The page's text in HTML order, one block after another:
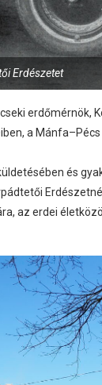
Erdészetet
erdőmérnök,
a
és
az erdei